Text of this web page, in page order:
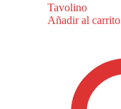
Añadir al carrito